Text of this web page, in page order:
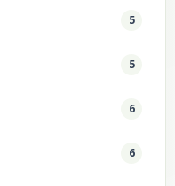
5
5
6
6